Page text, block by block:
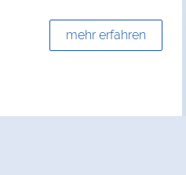
mehr erfahren